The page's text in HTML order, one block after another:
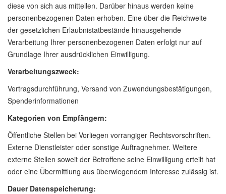
diese von sich aus mitteilen. Darüber hinaus werden keine
personenbezogenen Daten erhoben. Eine über die Reichweite
der gesetzlichen Erlaubnistatbestände hinausgehende
Verarbeitung Ihrer personenbezogenen Daten erfolgt nur auf
Grundlage Ihrer ausdrücklichen Einwilligung.
Verarbeitungszweck:
Vertragsdurchführung, Versand von Zuwendungsbestätigungen,
Spenderinformationen
Kategorien von Empfängern:
Öffentliche Stellen bei Vorliegen vorrangiger Rechtsvorschriften.
Externe Dienstleister oder sonstige Auftragnehmer. Weitere
externe Stellen soweit der Betroffene seine Einwilligung erteilt hat
oder eine Übermittlung aus überwiegendem Interesse zulässig ist.
Dauer Datenspeicherung: